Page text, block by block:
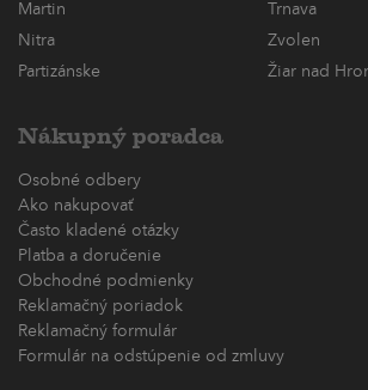
Martin
Trnava
Nitra
Zvolen
Partizánske
Žiar nad
Nákupný poradca
Osobné odbery
Ako nakupovať
Často kladené otázky
Platba a doručenie
Obchodné podmienky
Reklamačný poriadok
Reklamačný formulár
Formulár na odstúpenie od zmluvy